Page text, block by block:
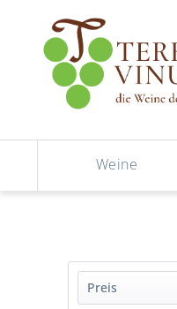
Weine
Preis